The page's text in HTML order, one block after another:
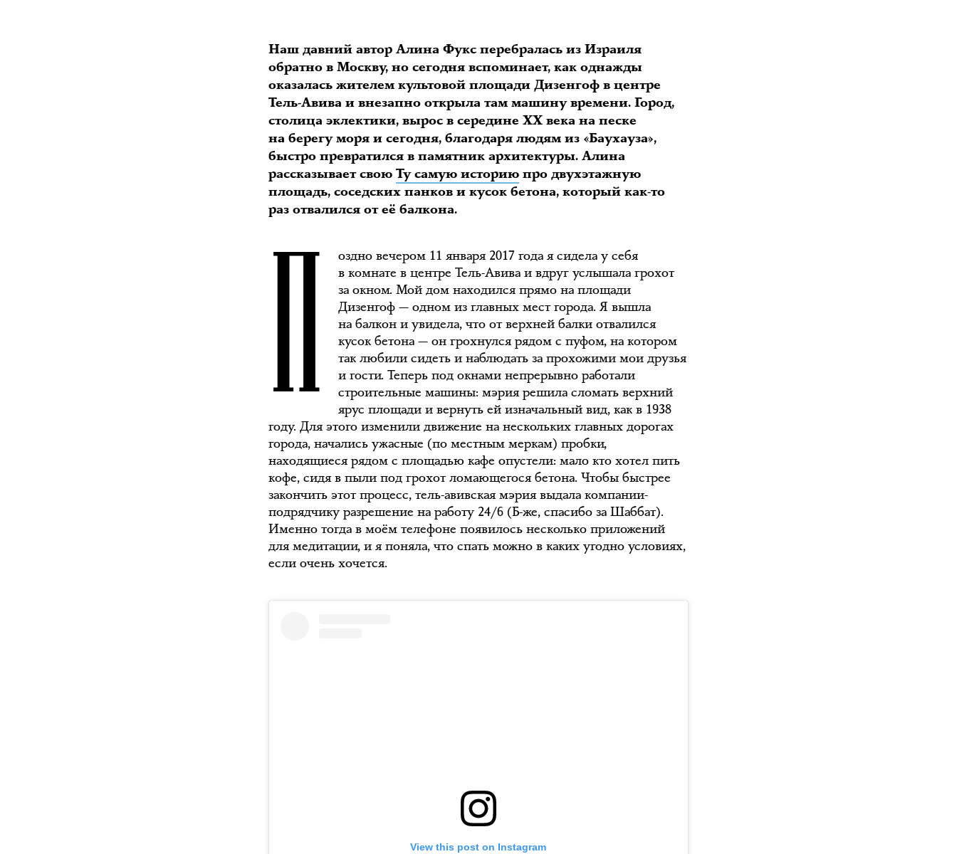
Наш давний автор Алина Фукс перебралась из Израиля
обратно в Москву, но сегодня вспоминает, как однажды
оказалась жителем культовой площади Дизенгоф в центре
Тель-Авива и внезапно открыла там машину времени. Город,
столица эклектики, вырос в середине XX века на песке
на берегу моря и сегодня, благодаря людям из «Баухауза»,
быстро превратился в памятник архитектуры. Алина
рассказывает своюТу самую историю про двухэтажную
площадь, соседских панков и кусок бетона, который как-то
раз отвалился от её балкона.
П
оздно вечером 11 января 2017 года я сидела у себя
в комнате в центре Тель-Авива и вдруг услышала грохот
за окном. Мой дом находился прямо на площади
Дизенгоф — одном из главных мест города. Я вышла
на балкон и увидела, что от верхней балки отвалился
кусок бетона — он грохнулся рядом с пуфом, на котором
так любили сидеть и наблюдать за прохожими мои друзья
и гости. Теперь под окнами непрерывно работали
строительные машины: мэрия решила сломать верхний
ярус площади и вернуть ей изначальный вид, как в 1938
году. Для этого изменили движение на нескольких главных дорогах
города, начались ужасные (по местным меркам) пробки,
находящиеся рядом с площадью кафе опустели: мало кто хотел пить
кофе, сидя в пыли под грохот ломающегося бетона. Чтобы быстрее
закончить этот процесс, тель-авивская мэрия выдала компании-
подрядчику разрешение на работу 24/6 (Б-же, спасибо за Шаббат).
Именно тогда в моём телефоне появилось несколько приложений
для медитации, и я поняла, что спать можно в каких угодно условиях,
если очень хочется.
View this post on Instagram